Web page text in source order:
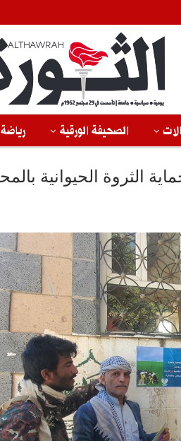
الصحيفة الورقية رياضة
الثروة الحيوانية